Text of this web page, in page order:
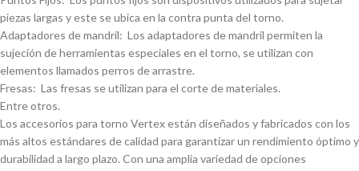
piezas largas y este se ubica en la contra punta del torno.
Adaptadores de mandril: Los adaptadores de mandril permiten la
sujeción de herramientas especiales en el torno, se utilizan con
elementos llamados perros de arrastre.
Fresas: Las fresas se utilizan para el corte de materiales.
Entre otros.
Los accesorios para torno Vertex están diseñados y fabricados con los
más altos estándares de calidad para garantizar un rendimiento óptimo y
durabilidad a largo plazo. Con una amplia variedad de opciones